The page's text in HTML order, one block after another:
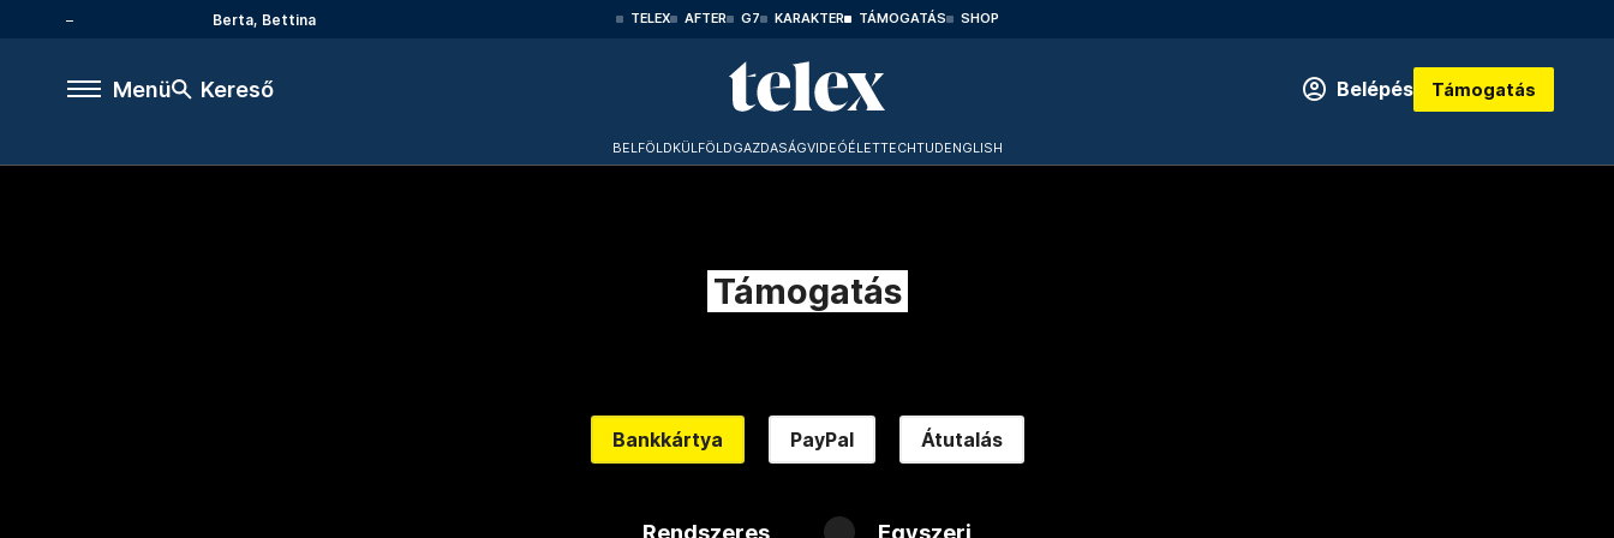
Berta, Bettina TELEX AFTER G7 KARAKTER TÁMOGATÁS SHOP
Menü Kereső Belépés Támogatás
BELFÖLDKÜLFÖLDGAZDASÁGVIDEÓÉLETTECHTUDENGLISH
Támogatás
Bankkártya PayPal Átutalás
Rendszeres Egyszeri